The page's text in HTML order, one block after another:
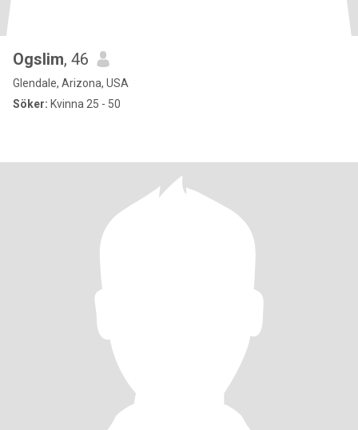
Ogslim, 46
Glendale, Arizona, USA
Söker: Kvinna 25 - 50